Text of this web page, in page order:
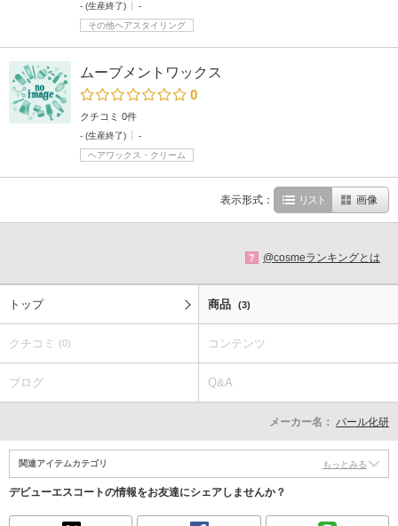
- (生産終了)
-
その他ヘアスタイリング
ムーブメントワックス
0
クチコミ 0件
- (生産終了)
-
ヘアワックス・クリーム
表示形式： リスト 画像
? @cosmeランキングとは
トップ 商品 (3)
クチコミ (0) コンテンツ
ブログ Q&A
メーカー名： パール化研
関連アイテムカテゴリ もっとみる
デビューエスコートの情報をお友達にシェアしませんか？